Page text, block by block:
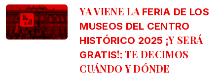
YA VIENE LA FERIA DE LOS
MUSEOS DEL CENTRO
HISTÓRICO 2025 ¡Y SERÁ
GRATIS!; TE DECIMOS
CUÁNDO Y DÓNDE